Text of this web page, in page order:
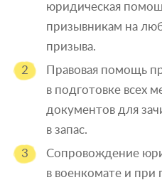
юридическая
призывникам на
призыва.
Правовая помощь
в подготовке всех
документов для
в запас.
Сопровождение
в военкомате и